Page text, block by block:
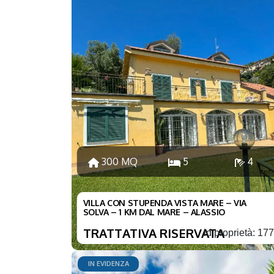
300 MQ 5 4
VILLA CON STUPENDA VISTA MARE – VIA
SOLVA – 1 KM DAL MARE – ALASSIO
id proprietà: 177
TRATTATIVA RISERVATA
IN EVIDENZA